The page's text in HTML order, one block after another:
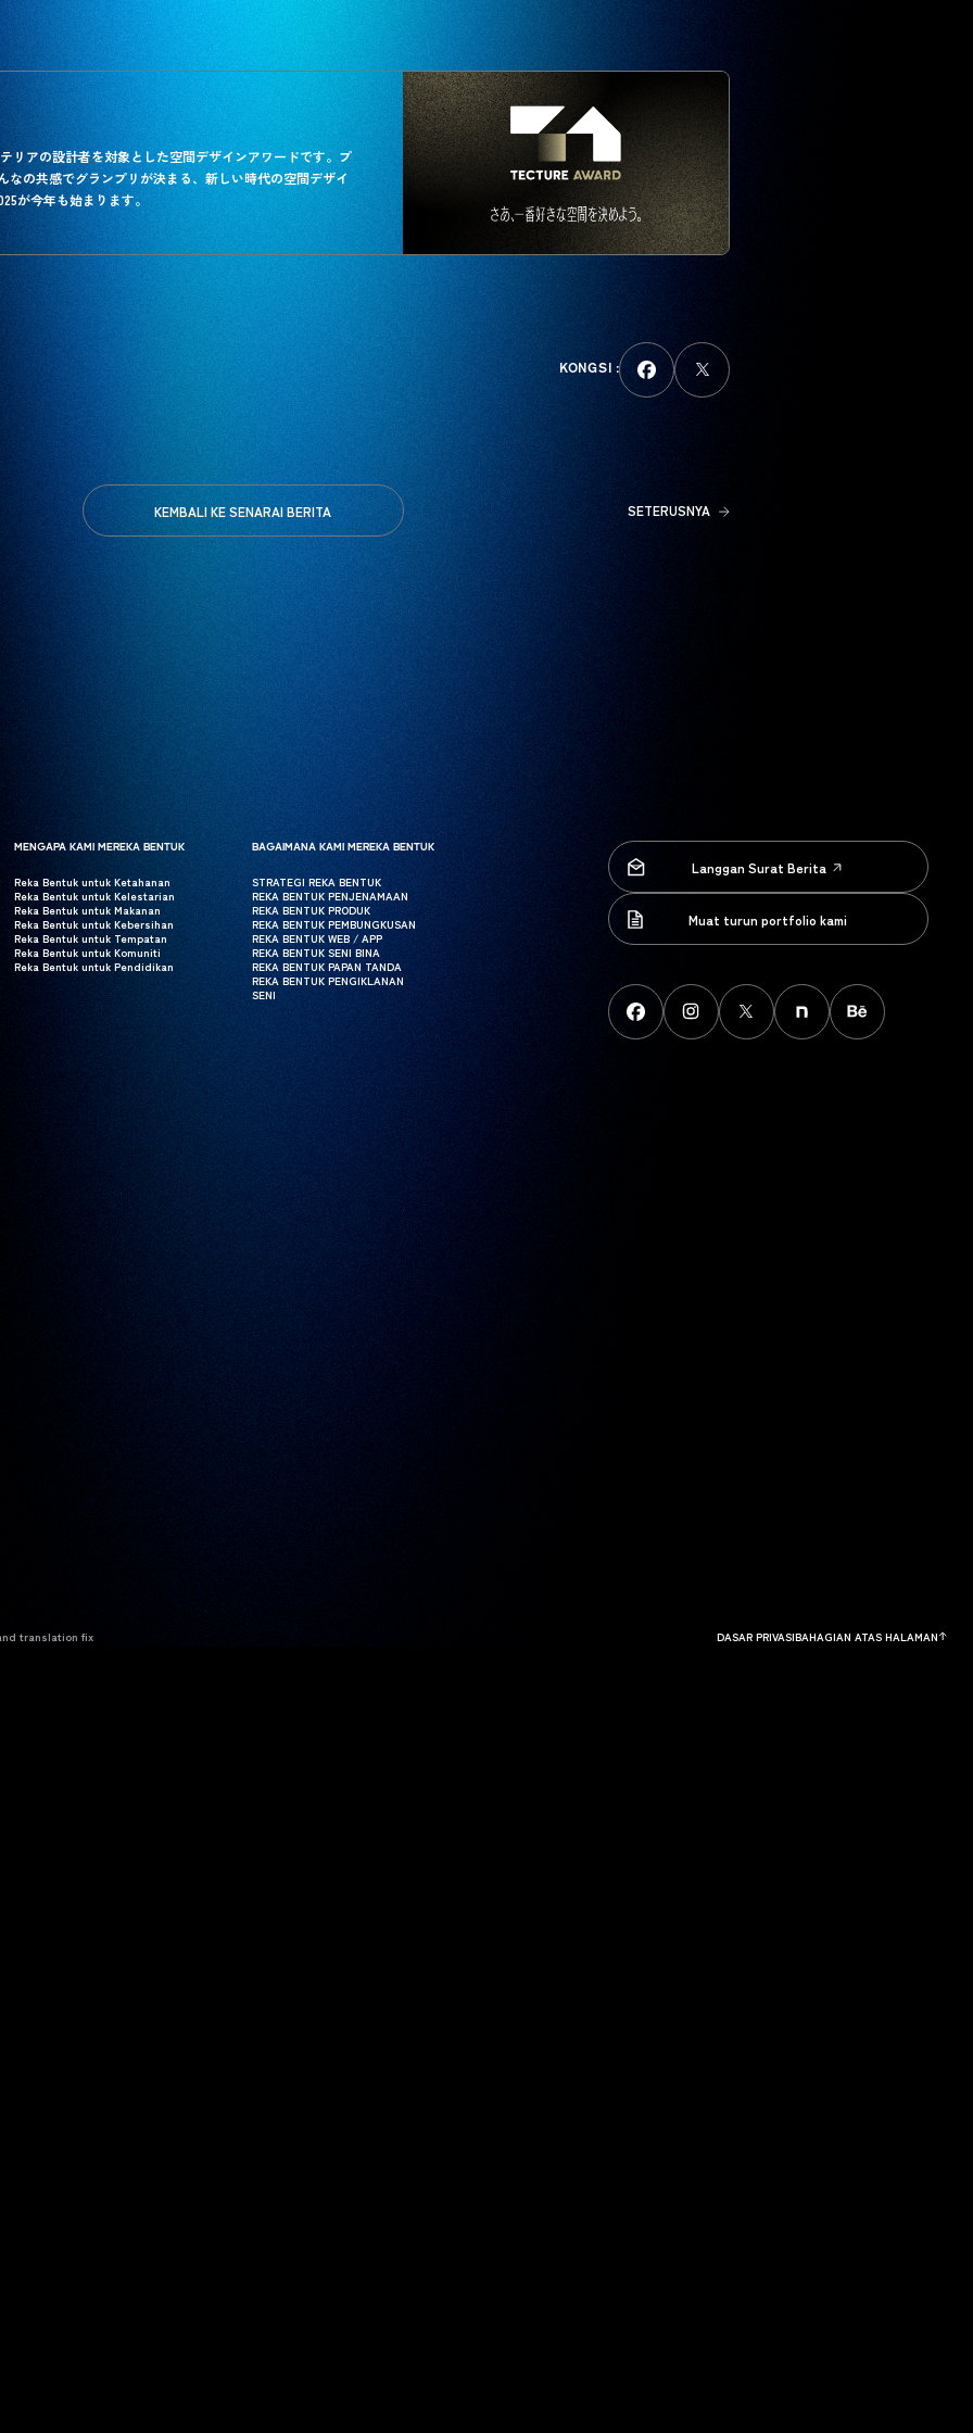
リアの設計者を対象とした空間デザインアワードです。プ
なの共感でグランプリが決まる、新しい時代の空間デザイ
が今年も始まります。
KONGSI :
KEMBALI KE SENARAI BERITA SETERUSNYA
MENGAPA KAMI MEREKA BENTUK
MENGAPA KAMI MEREKA BENTUK
Reka Bentuk untuk Ketahanan
Reka Bentuk untuk Ketahanan
Reka Bentuk untuk Kelestarian
Reka Bentuk untuk Kelestarian
Reka Bentuk untuk Makanan
Reka Bentuk untuk Makanan
Reka Bentuk untuk Kebersihan
Reka Bentuk untuk Kebersihan
Reka Bentuk untuk Tempatan
Reka Bentuk untuk Tempatan
Reka Bentuk untuk Komuniti
Reka Bentuk untuk Komuniti
Reka Bentuk untuk Pendidikan
Reka Bentuk untuk Pendidikan
BAGAIMANA KAMI MEREKA BENTUK
BAGAIMANA KAMI MEREKA BENTUK
STRATEGI REKA BENTUK
STRATEGI REKA BENTUK
REKA BENTUK PENJENAMAAN
REKA BENTUK PENJENAMAAN
REKA BENTUK PRODUK
REKA BENTUK PRODUK
REKA BENTUK PEMBUNGKUSAN
REKA BENTUK PEMBUNGKUSAN
REKA BENTUK WEB / APP
REKA BENTUK WEB / APP
REKA BENTUK SENI BINA
REKA BENTUK SENI BINA
REKA BENTUK PAPAN TANDA
REKA BENTUK PAPAN TANDA
REKA BENTUK PENGIKLANAN
REKA BENTUK PENGIKLANAN
SENI
SENI
Langgan Surat Berita
Langgan Surat Berita
Muat turun portfolio kami
Muat turun portfolio kami
FaceBook instagram X note behance
translation fix DASAR PRIVASIBAHAGIAN ATAS HALAMAN